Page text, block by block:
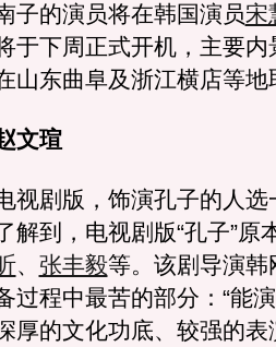
子的演员将在韩国演员宋
于下周正式开机，主要
山东曲阜及浙江横店等地
文瑄
剧版，饰演孔子的人选
解到，电视剧版“孔子”原
、 张丰毅等。该剧导演韩
过程中最苦的部分：“能
厚的文化功底、较强的表